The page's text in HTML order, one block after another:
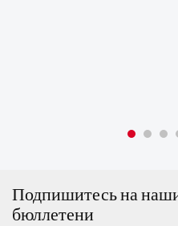
Подпишитесь на
бюллетени